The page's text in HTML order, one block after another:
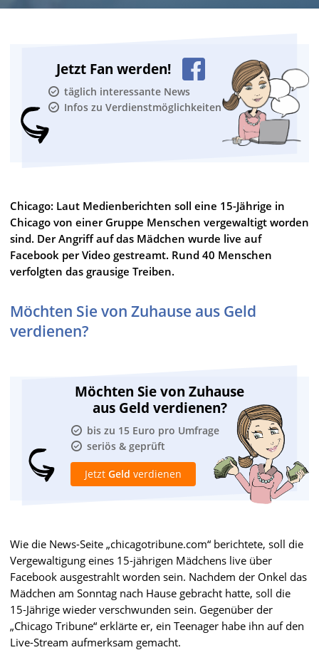
Jetzt Fan werden!
täglich interessante News
Infos zu Verdienstmöglichkeiten
Chicago: Laut Medienberichten soll eine 15-Jährige in
Chicago von einer Gruppe Menschen vergewaltigt worden
sind. Der Angriff auf das Mädchen wurde live auf
Facebook per Video gestreamt. Rund 40 Menschen
verfolgten das grausige Treiben.
Möchten Sie von Zuhause aus Geld
verdienen?
Möchten Sie von Zuhause
aus Geld verdienen?
bis zu 15 Euro pro Umfrage
seriös & geprüft
Jetzt Geld verdienen
Wie die News-Seite „chicagotribune.com“ berichtete, soll die
Vergewaltigung eines 15-jährigen Mädchens live über
Facebook ausgestrahlt worden sein. Nachdem der Onkel das
Mädchen am Sonntag nach Hause gebracht hatte, soll die
15-Jährige wieder verschwunden sein. Gegenüber der
„Chicago Tribune“ erklärte er, ein Teenager habe ihn auf den
Live-Stream aufmerksam gemacht.